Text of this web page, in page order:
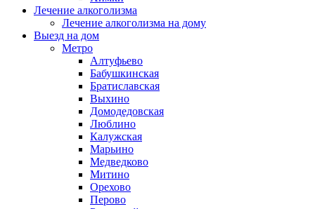
Лечение алкоголизма
Лечение алкоголизма на дому
Выезд на дом
Метро
Алтуфьево
Бабушкинская
Братиславская
Выхино
Домодедовская
Люблино
Калужская
Марьино
Медведково
Митино
Орехово
Перово